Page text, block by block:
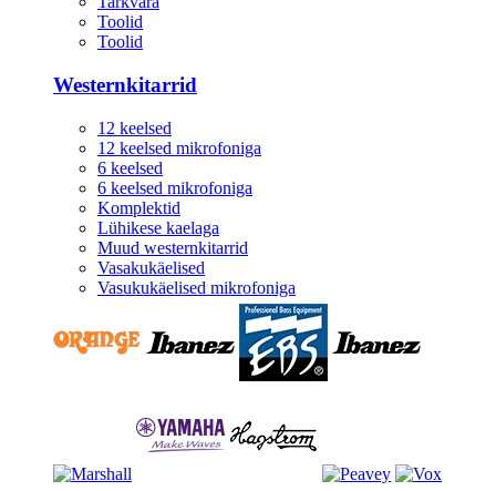
Toolid
Toolid
Westernkitarrid
12 keelsed
12 keelsed mikrofoniga
6 keelsed
6 keelsed mikrofoniga
Komplektid
Lühikese kaelaga
Muud westernkitarrid
Vasakukäelised
Vasukukäelised mikrofoniga